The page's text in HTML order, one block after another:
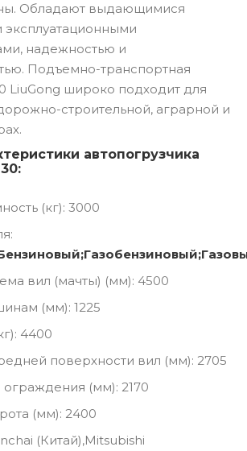
Обладают выдающимися
эксплуатационными
надежностью и
Подъемно-транспортная
LiuGong широко подходит для
строительной, аграрной и
автопогрузчика
(кг): 3000
вил (мачты) (мм): 4500
(мм): 1225
4400
поверхности вил (мм): 2705
ограждения (мм): 2170
(мм): 2400
(Китай),Mitsubishi